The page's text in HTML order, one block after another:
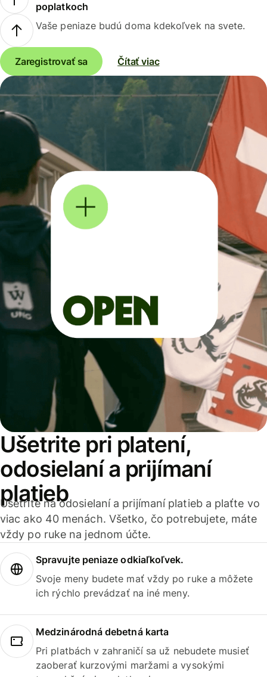
poplatkoch
Vaše peniaze budú doma kdekoľvek na svete.
Zaregistrovať sa Čítať viac
Ušetrite pri platení,
odosielaní a prijímaní
platieb
Ušetrite na odosielaní a prijímaní platieb a plaťte vo
viac ako 40 menách. Všetko, čo potrebujete, máte
vždy po ruke na jednom účte.
Spravujte peniaze odkiaľkoľvek.
Svoje meny budete mať vždy po ruke a môžete
ich rýchlo prevádzať na iné meny.
Medzinárodná debetná karta
Pri platbách v zahraničí sa už nebudete musieť
zaoberať kurzovými maržami a vysokými